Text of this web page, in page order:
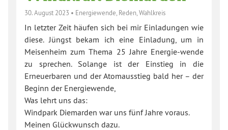
30. August 2023 • Energiewende, Reden,Wahlkreis
In letzter Zeit häufen sich bei mir Einladungen wie
diese. Jüngst bekam ich eine Einladung, um in
Meisenheim zum Thema 25 Jahre Energie-wende
zu sprechen. Solange ist der Einstieg in die
Erneuerbaren und der Atomausstieg bald her – der
Beginn der Energiewende,
Was lehrt uns das:
Windpark Diemarden war uns fünf Jahre voraus.
Meinen Glückwunsch dazu.